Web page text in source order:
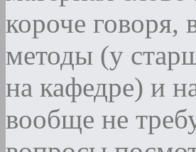
короче
методы (у
на кафедре) и
вообще не